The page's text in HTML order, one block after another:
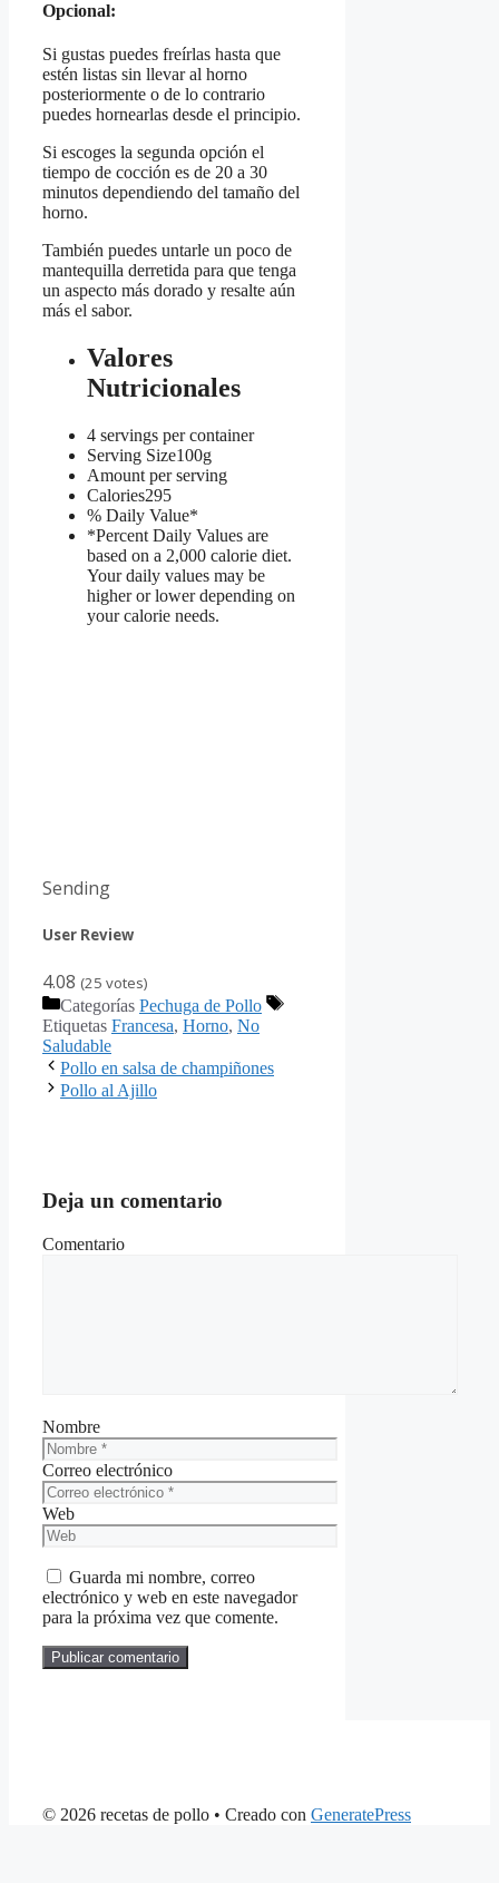
Opcional:
Si gustas puedes freírlas hasta que
estén listas sin llevar al horno
posteriormente o de lo contrario
puedes hornearlas desde el principio.
Si escoges la segunda opción el
tiempo de cocción es de 20 a 30
minutos dependiendo del tamaño del
horno.
También puedes untarle un poco de
mantequilla derretida para que tenga
un aspecto más dorado y resalte aún
más el sabor.
Valores
Nutricionales
4 servings per container
Serving Size100g
Amount per serving
Calories295
% Daily Value*
*Percent Daily Values are
based on a 2,000 calorie diet.
Your daily values may be
higher or lower depending on
your calorie needs.
Sending
User Review
4.08 (25 votes)
Categorías Pechuga de Pollo
Etiquetas Francesa, Horno, No
Saludable
Pollo en salsa de champiñones
Pollo al Ajillo
Deja un comentario
Comentario
Nombre
Correo electrónico
Web
Guarda mi nombre, correo
electrónico y web en este navegador
para la próxima vez que comente.
© 2026 recetas de pollo • Creado con GeneratePress